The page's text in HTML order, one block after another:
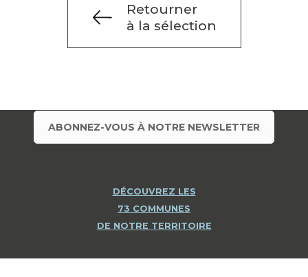
Retourner
à la sélection
ABONNEZ-VOUS À NOTRE NEWSLETTER
DÉCOUVREZ LES
73 COMMUNES
DE NOTRE TERRITOIRE